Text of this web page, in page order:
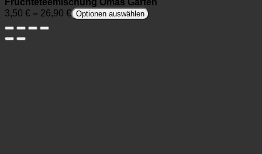
3,50 € – 26,90 € Optionen auswählen